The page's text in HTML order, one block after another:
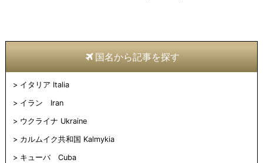
国名から記事を探す
イタリア Italia
イラン Iran
ウクライナ Ukraine
カルムイク共和国 Kalmykia
キューバ Cuba